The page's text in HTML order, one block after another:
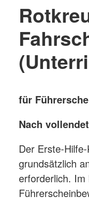
für
Nach
Der Erste-
grundsätzlich
erforderlich.